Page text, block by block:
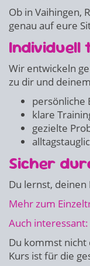
Ob in Vaihingen,
genau auf eure
Individuell
Wir entwickeln
zu dir und
persönliche
klare
gezielte
Sicher
Du lernst,
Mehr zum
Auch
Du kommst nicht
Kurs ist für die